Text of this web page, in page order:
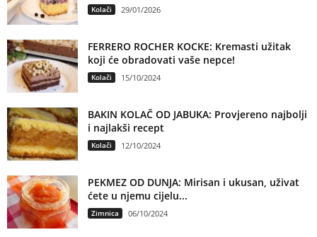
Kolači 29/01/2026
FERRERO ROCHER KOCKE: Kremasti užitak
koji će obradovati vaše nepce!
Kolači 15/10/2024
BAKIN KOLAČ OD JABUKA: Provjereno najbolji
i najlakši recept
Kolači 12/10/2024
PEKMEZ OD DUNJA: Mirisan i ukusan, uživat
ćete u njemu cijelu...
Zimnica 06/10/2024